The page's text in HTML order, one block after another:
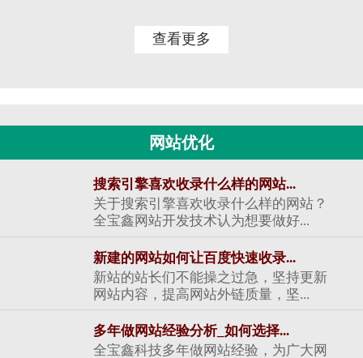
查看更多
网站优化
搜索引擎喜欢收录什么样的网站...
关于搜索引擎喜欢收录什么样的网站？
全宝鑫网站开发技术认为想要做好...
新建的网站如何让百度快速收录...
新站的站长们不能操之过急，坚持更新
网站内容，提高网站外链质量，坚...
多年做网站经验分析_如何选择...
全宝鑫科技多年做网站经验，为广大网